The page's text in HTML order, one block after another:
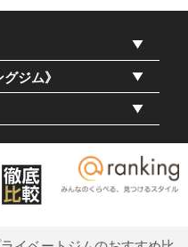
ジム》